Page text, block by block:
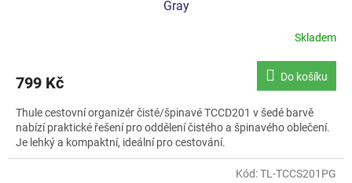
Gray
Skladem
799 Kč Do košíku
Thule cestovní organizér čisté/špinavé TCCD201 v šedé barvě
nabízí praktické řešení pro oddělení čistého a špinavého oblečení.
Je lehký a kompaktní, ideální pro cestování.
Kód:TL-TCCS201PG